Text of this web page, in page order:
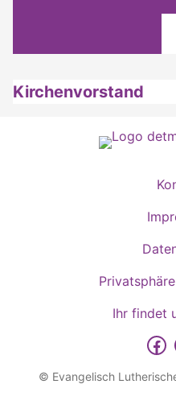
Kirchenvorstand
Ihr findet
detmold-
© Evangelisch